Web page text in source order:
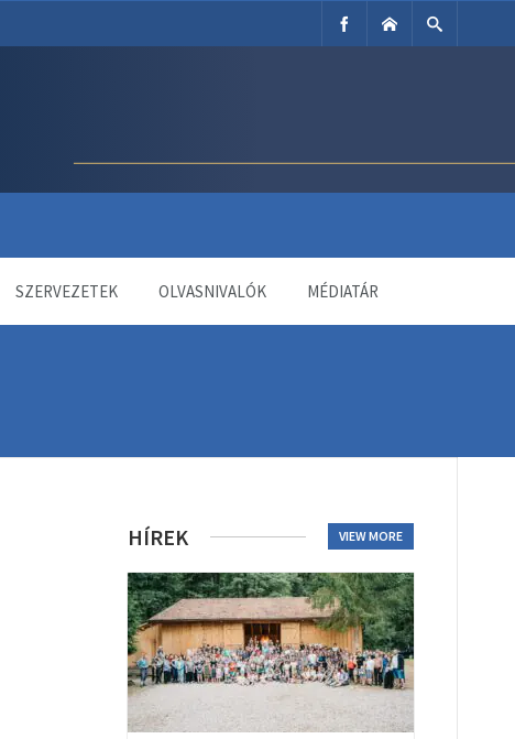
SZERVEZETEK OLVASNIVALÓK MÉDIATÁR
HÍREK VIEW MORE